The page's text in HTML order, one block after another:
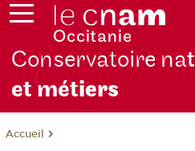
Conservatoire na
et métiers
Accueil